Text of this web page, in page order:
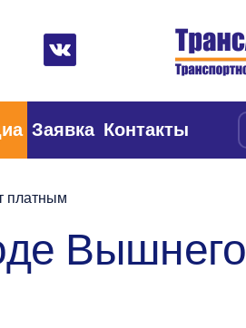
Заявка Контакты
платным
Вышнего